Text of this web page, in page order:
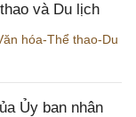
và Du lịch
hóa-Thể thao-Du
Ủy ban nhân